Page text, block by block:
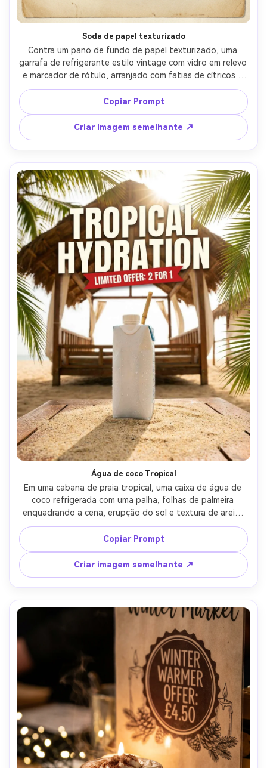
Soda de papel texturizado
Contra um pano de fundo de papel texturizado, uma
garrafa de refrigerante estilo vintage com vidro em relevo
e marcador de rótulo, arranjado com fatias de cítricos e
uma pequena área de etiqueta de preço, layout de
pôster inspirado em olhares de filme vintage com grão
sutil de meio tom, margens equilibradas para impressão,
iluminação suave de estúdio, Hasselblad X2D, 80mm,
enquadramento reto do produto, destaques e sombras
realistas, alta resolução-AR 4:5
Copiar Prompt
Criar imagem semelhante ↗
Água de coco Tropical
Em uma cabana de praia tropical, uma caixa de água de
coco refrigerada com uma palha, folhas de palmeira
enquadrando a cena, erupção do sol e textura de areia,
layout de anúncio de pôster com grande espaço de
manchete e uma pequena fita promocional, luz brilhante
do meio-dia com preenchimento de salto, Sony A7IV,
35mm, ligeiramente grande angular, classificação de cores
vibrante mas segura para impressão, textura realista da
caixa, alta resolução, foco nítido-AR 4:5
Copiar Prompt
Criar imagem semelhante ↗